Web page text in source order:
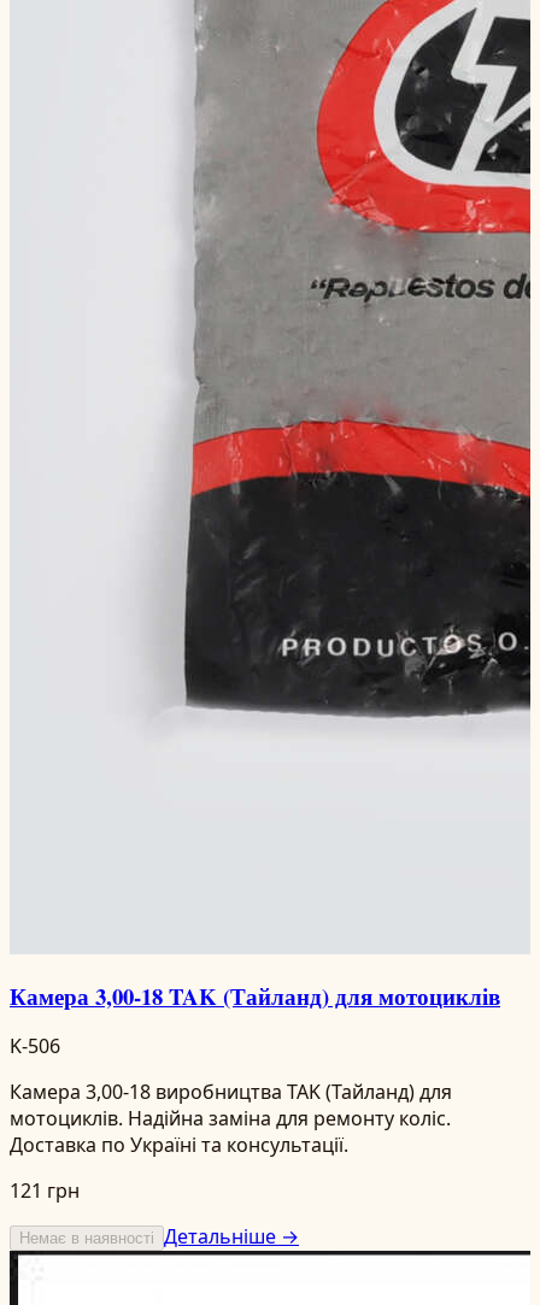
Камера 3,00-18 TAK (Тайланд) для мотоциклів
K-506
Камера 3,00-18 виробництва TAK (Тайланд) для
мотоциклів. Надійна заміна для ремонту коліс.
Доставка по Україні та консультації.
121 грн
Немає в наявності Детальніше →